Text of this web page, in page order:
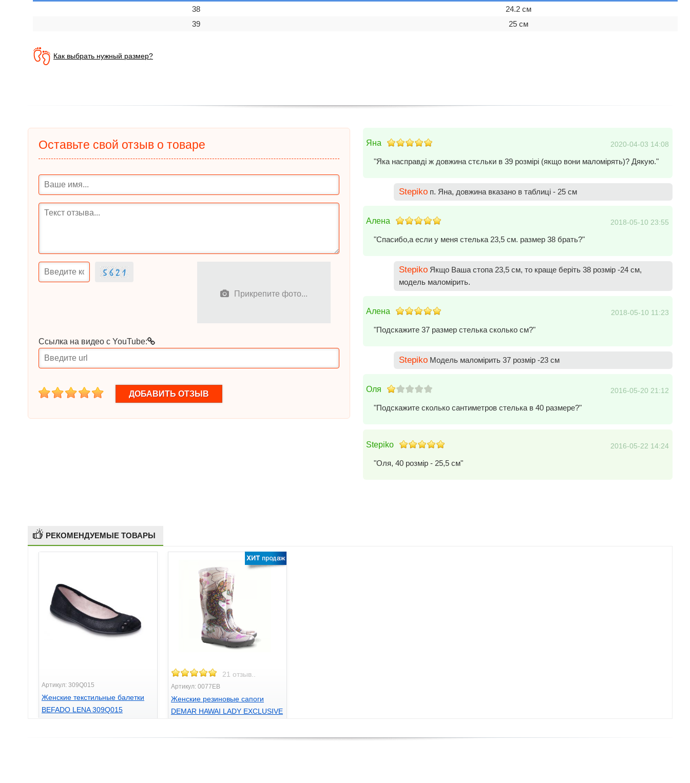
38
24.2 см
39
25 см
Как выбрать нужный размер?
Оставьте свой отзыв о товаре
Прикрепите фото...
Ссылка на видео с YouTube:
1 2 3 4 5
Яна 2020-04-03 14:08
"Яка насправді ж довжина стєльки в 39 розмірі (якщо вони маломірять)? Дякую."
Stepiko п. Яна, довжина вказано в таблиці - 25 см
Алена 2018-05-10 23:55
"Спасибо,а если у меня стелька 23,5 см. размер 38 брать?"
Stepiko Якщо Ваша стопа 23,5 см, то краще беріть 38 розмір -24 см,
модель маломірить.
Алена 2018-05-10 11:23
"Подскажите 37 размер стелька сколько см?"
Stepiko Модель маломірить 37 розмір -23 см
Оля 2016-05-20 21:12
"Подскажите сколько сантиметров стелька в 40 размере?"
Stepiko 2016-05-22 14:24
"Оля, 40 розмір - 25,5 см"
РЕКОМЕНДУЕМЫЕ ТОВАРЫ
Артикул: 309Q015
Женские текстильные балетки
BEFADO LENA 309Q015
21 отзыв..
Артикул: 0077EB
Женские резиновые сапоги
DEMAR HAWAI LADY EXCLUSIVE
975грн.